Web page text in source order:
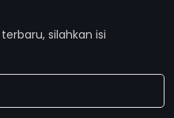
silahkan isi